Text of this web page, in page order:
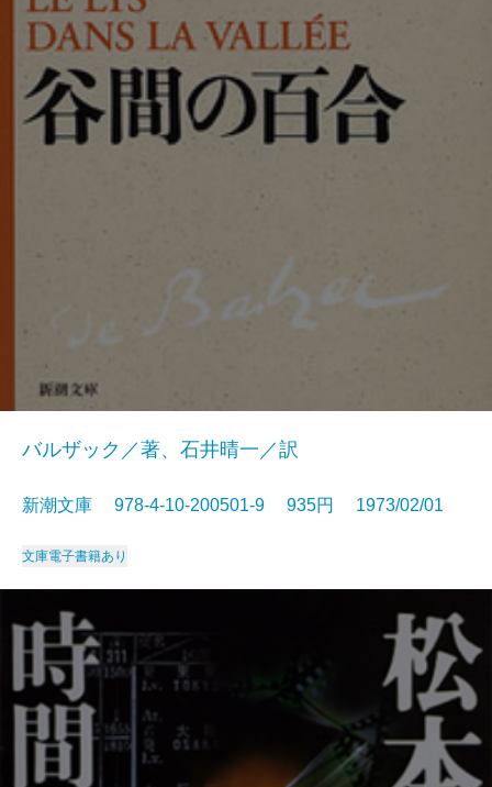
バルザック／著、石井晴一／訳
新潮文庫 978-4-10-200501-9 935円 1973/02/01
文庫電子書籍あり